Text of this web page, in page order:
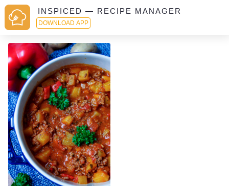
INSPICED — RECIPE MANAGER
DOWNLOAD APP